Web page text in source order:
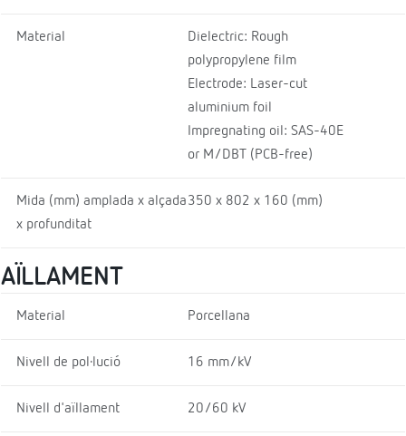
Material
Dielectric: Rough
polypropylene film
Electrode: Laser-cut
aluminium foil
Impregnating oil: SAS-40E
or M/DBT (PCB-free)
Mida (mm) amplada x alçada
x profunditat
350 x 802 x 160 (mm)
AÏLLAMENT
Material Porcellana
Nivell de pol·lució 16 mm/kV
Nivell d'aïllament 20/60 kV